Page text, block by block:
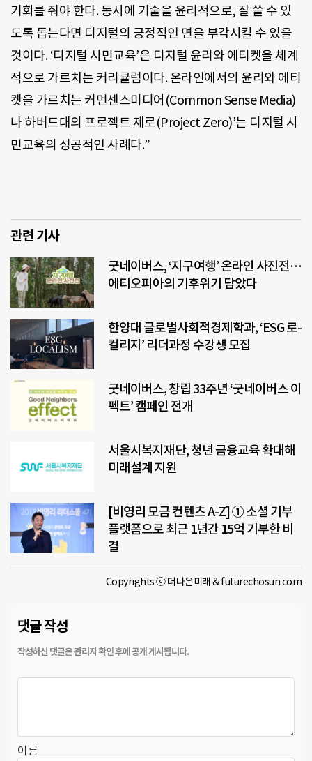
기회를 줘야 한다. 동시에 기술을 윤리적으로, 잘 쓸 수 있
도록 돕는다면 디지털의 긍정적인 면을 부각시킬 수 있을
것이다. ‘디지털 시민교육’은 디지털 윤리와 에티켓을 체계
적으로 가르치는 커리큘럼이다. 온라인에서의 윤리와 에티
켓을 가르치는 커먼센스미디어(Common Sense Media)
나 하버드대의 프로젝트 제로(Project Zero)’는 디지털 시
민교육의 성공적인 사례다.”
관련 기사
굿네이버스, ‘지구여행’ 온라인 사진전…
에티오피아의 기후위기 담았다
한양대 글로벌사회적경제학과, ‘ESG 로-
컬리지’ 리더과정 수강생 모집
굿네이버스, 창립 33주년 ‘굿네이버스 이
펙트’ 캠페인 전개
서울시복지재단, 청년 금융교육 확대해
미래설계 지원
[비영리 모금 컨텐츠 A-Z] ① 소셜 기부
플랫폼으로 최근 1년간 15억 기부한 비
결
Copyrights ⓒ 더나은미래 & futurechosun.com
댓글 작성
이름